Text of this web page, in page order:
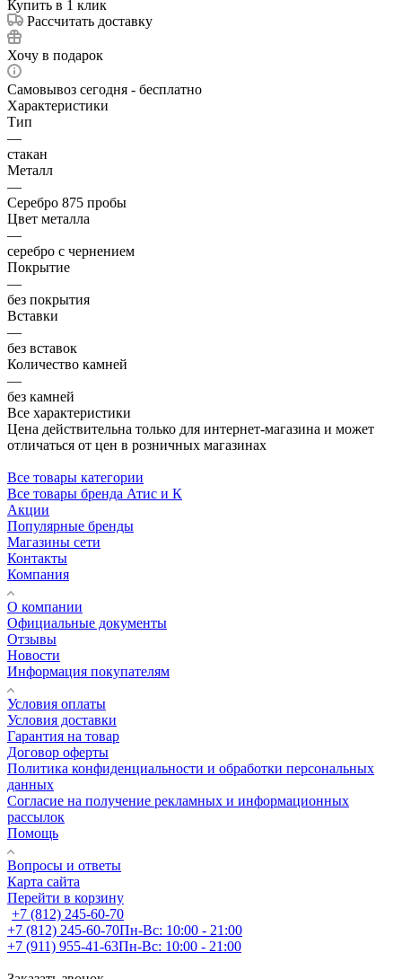
Купить в 1 клик
Рассчитать доставку
Хочу в подарок
Самовывоз сегодня - бесплатно
Характеристики
Тип
—
стакан
Металл
—
Серебро 875 пробы
Цвет металла
—
серебро с чернением
Покрытие
—
без покрытия
Вставки
—
без вставок
Количество камней
—
без камней
Все характеристики
Цена действительна только для интернет-магазина и может
отличаться от цен в розничных магазинах
Все товары категории
Все товары бренда Атис и К
Акции
Популярные бренды
Магазины сети
Контакты
Компания
О компании
Официальные документы
Отзывы
Новости
Информация покупателям
Условия оплаты
Условия доставки
Гарантия на товар
Договор оферты
Политика конфиденциальности и обработки персональных
данных
Согласие на получение рекламных и информационных
рассылок
Помощь
Вопросы и ответы
Карта сайта
Перейти в корзину
+7 (812) 245-60-70
+7 (812) 245-60-70Пн-Вс: 10:00 - 21:00
+7 (911) 955-41-63Пн-Вс: 10:00 - 21:00